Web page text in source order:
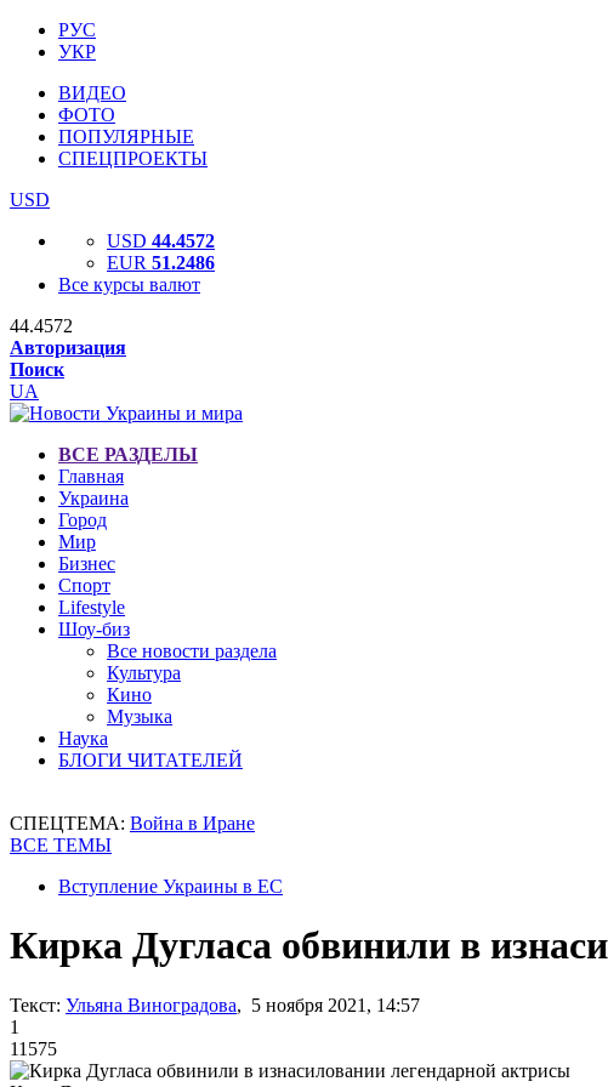
РУС
УКР
ВИДЕО
ФОТО
ПОПУЛЯРНЫЕ
СПЕЦПРОЕКТЫ
USD
USD 44.4572
EUR 51.2486
Все курсы валют
44.4572
Авторизация
Поиск
UA
ВСЕ РАЗДЕЛЫ
Главная
Украина
Город
Мир
Бизнес
Спорт
Lifestyle
Шоу-биз
Все новости раздела
Культура
Кино
Музыка
Наука
БЛОГИ ЧИТАТЕЛЕЙ
СПЕЦТЕМА: Война в Иране
ВСЕ ТЕМЫ
Вступление Украины в ЕС
Кирка Дугласа обвинили в
Текст: Ульяна Виноградова, 5 ноября 2021, 14:57
1
11575